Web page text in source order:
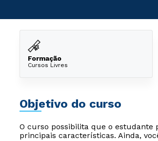
Formação
Cursos Livres
Objetivo do curso
O curso possibilita que o estudante
principais características. Ainda,